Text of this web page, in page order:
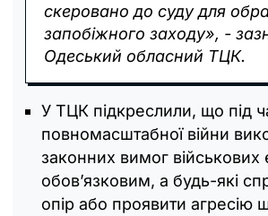
скеровано до суду для
запобіжного заходу», -
Одеський обласний ТЦК.
У ТЦК підкреслили, що під
повномасштабної війни
законних вимог військових
обов’язковим, а будь-які
опір або проявити агресію